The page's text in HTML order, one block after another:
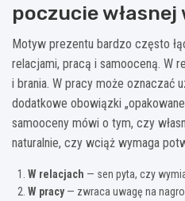
poczucie
Motyw prezentu bardzo często
relacjami, pracą i samooceną. W
i brania. W pracy może oznaczać
dodatkowe obowiązki
samooceny mówi o tym, czy
naturalnie, czy wciąż wymaga
W relacjach — sen pyta, czy
W pracy— zwraca uwagę na